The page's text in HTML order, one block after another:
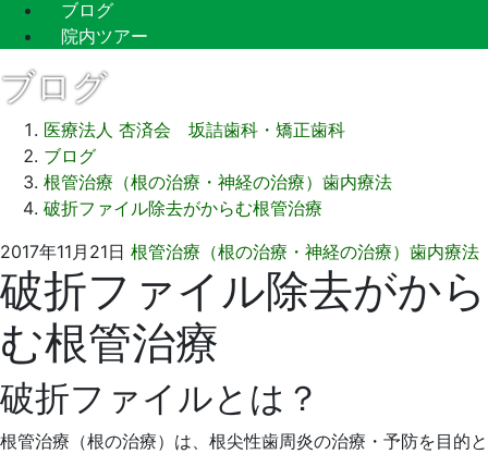
ブログ
院内ツアー
ブログ
医療法人 杏済会 坂詰歯科・矯正歯科
ブログ
根管治療（根の治療・神経の治療）歯内療法
破折ファイル除去がからむ根管治療
2017年11月21日 根管治療（根の治療・神経の治療）歯内療法
9
破折ファイル除去がから
む根管治療
破折ファイルとは？
根管治療（根の治療）は、根尖性歯周炎の治療・予防を目的と